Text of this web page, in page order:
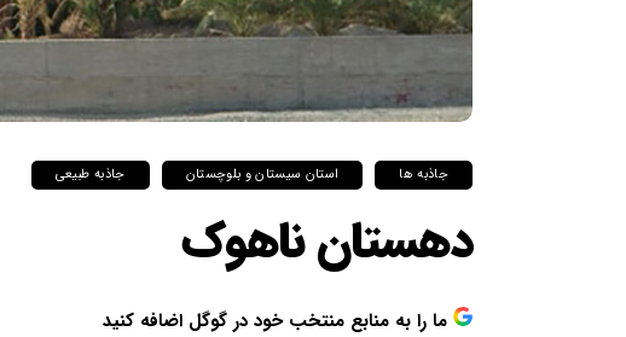
جاذبه ها استان سیستان و بلوچستان جاذبه طبیعی
دهستان ناهوک
ما را به منابع منتخب خود در گوگل اضافه کنید